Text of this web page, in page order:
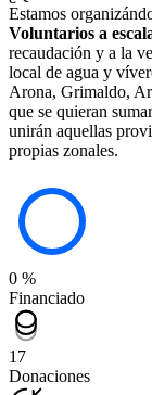
Estamos
Voluntarios a
recaudación y a la
local de agua y
Arona, Grimaldo,
que se quieran
unirán aquellas
propias zonales.
0 %
Financiado
17
Donaciones